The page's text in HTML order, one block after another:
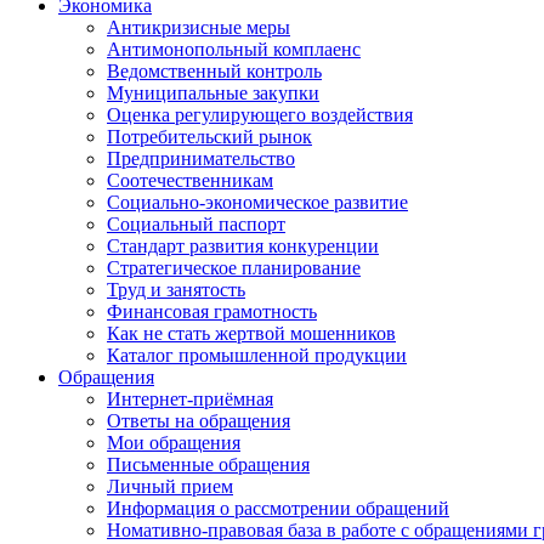
Экономика
Антикризисные меры
Антимонопольный комплаенс
Ведомственный контроль
Муниципальные закупки
Оценка регулирующего воздействия
Потребительский рынок
Предпринимательство
Соотечественникам
Социально-экономическое развитие
Социальный паспорт
Стандарт развития конкуренции
Стратегическое планирование
Труд и занятость
Финансовая грамотность
Как не стать жертвой мошенников
Каталог промышленной продукции
Обращения
Интернет-приёмная
Ответы на обращения
Мои обращения
Письменные обращения
Личный прием
Информация о рассмотрении обращений
Номативно-правовая база в работе с обращениями